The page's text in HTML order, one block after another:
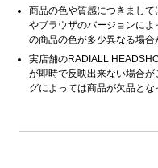
商品の色や質感につきまし
やブラウザのバージョンに
の商品の色が多少異なる場合
実店舗のRADIALL
が即時で反映出来ない場合
グによっては商品が欠品とな